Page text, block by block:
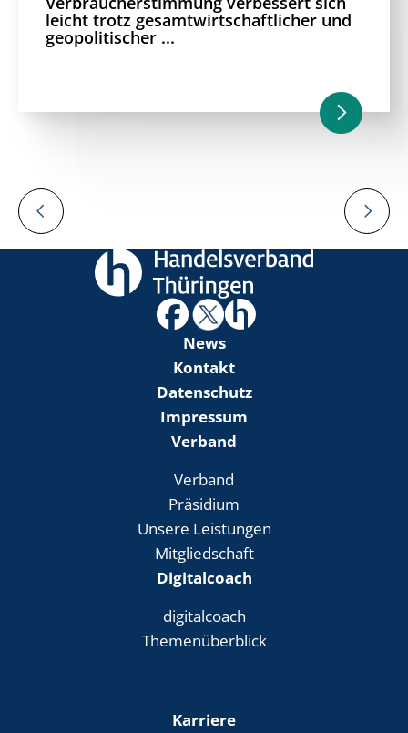
leicht trotz gesamtwirtschaftlicher und
geopolitischer ...
News
Kontakt
Datenschutz
Impressum
Verband
Verband
Präsidium
Unsere Leistungen
Mitgliedschaft
Digitalcoach
digitalcoach
Themenüberblick
Karriere